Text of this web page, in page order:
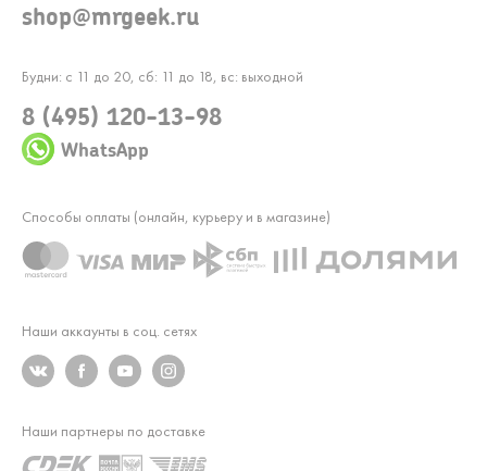
Будни: с 11 до 20, сб: 11 до 18, вс: выходной
8 (495) 120-13-98
WhatsApp
shop@mrgeek.ru
Наши аккаунты в соц. сетях
Способы оплаты (онлайн, курьеру и в магазине)
Наши партнеры по доставке